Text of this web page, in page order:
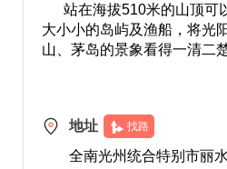
站在海拔510米的山顶可
大小小的岛屿及渔船，将光
山、茅岛的景象看得一清二楚
地址 找路
全南光州统合特别市丽